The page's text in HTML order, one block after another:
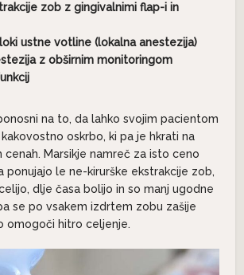
zob z gingivalnimi flap-i in
ustne votline (lokalna anestezija)
z obširnim monitoringom
na to, da lahko svojim pacientom
oskrbo, ki pa je hkrati na
Marsikje namreč za isto ceno
ponujajo le ne-kirurške ekstrakcije zob,
dlje časa bolijo in so manj ugodne
se po vsakem izdrtem zobu zašije
omogoči hitro celjenje.